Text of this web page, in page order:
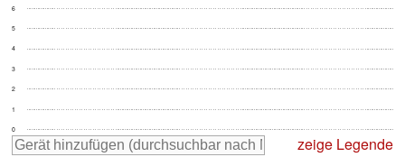
0
1
2
3
4
5
6
zeige Legende